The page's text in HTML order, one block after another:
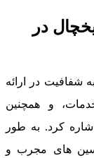
در
شفافیت در ارائه
و همچنین
کرد. به طور
های مجرب و